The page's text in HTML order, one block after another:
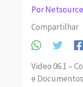
PorNetsource
Compartilhar
Video 06.1 –
e Documentos